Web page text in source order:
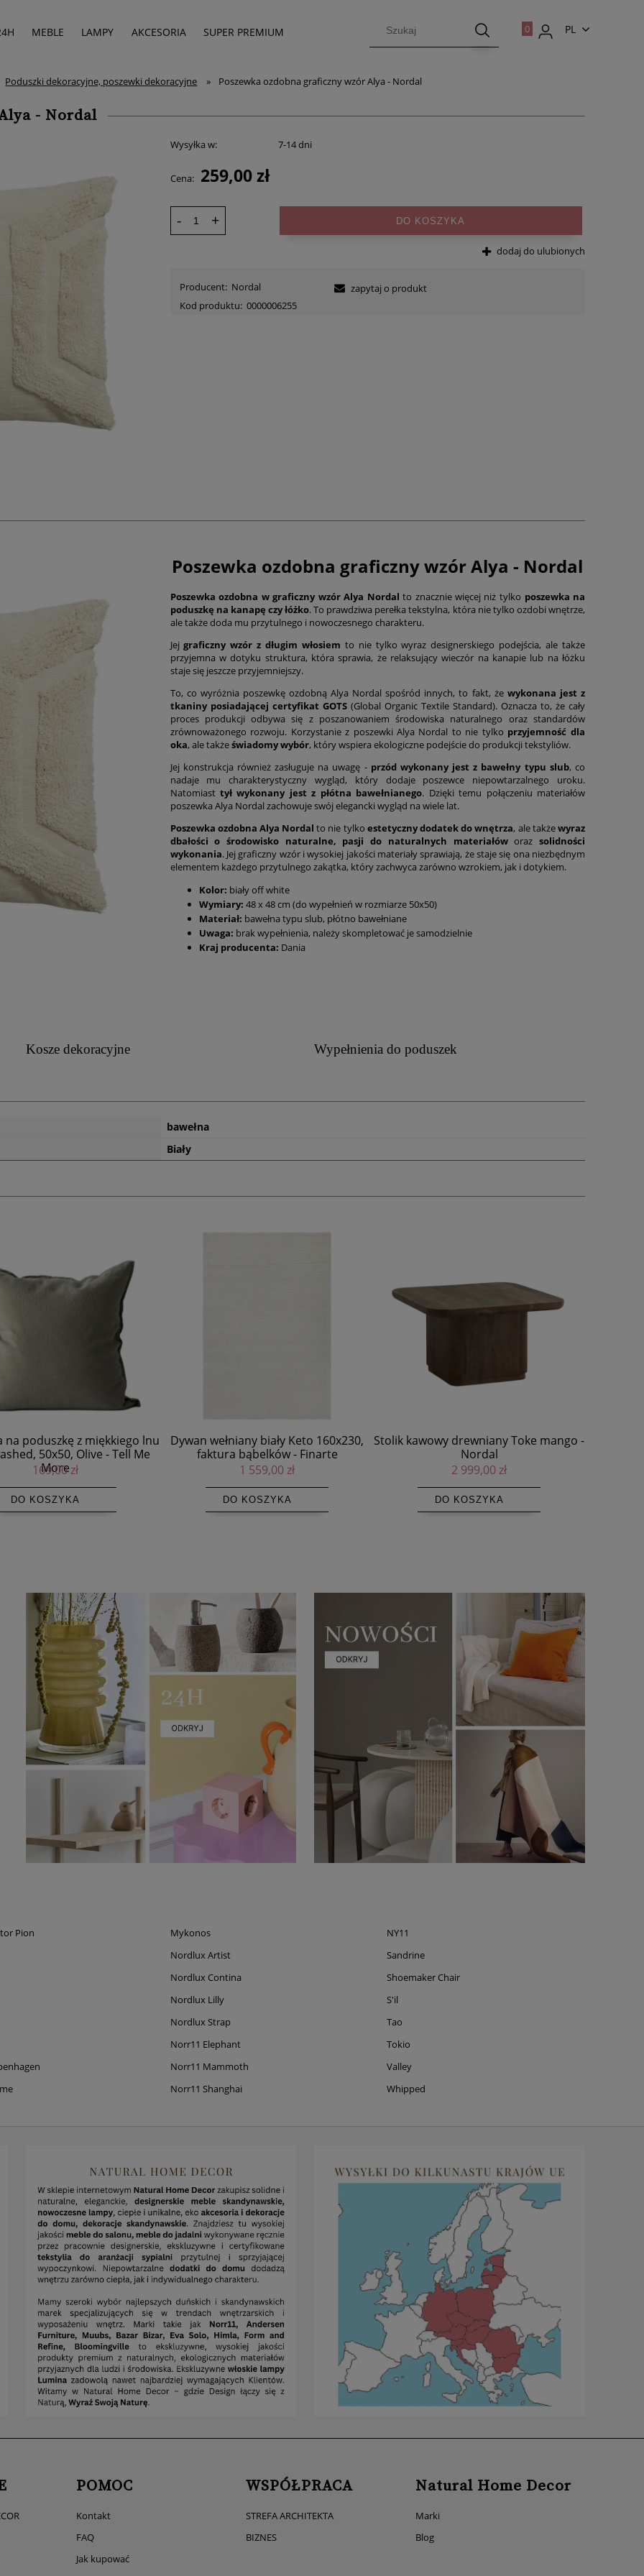
MEBLE LAMPY AKCESORIA SUPER PREMIUM
PL
Poduszki dekoracyjne, poszewki dekoracyjne » Poszewka ozdobna graficzny wzór Alya - Nordal
- Nordal
Wysyłka w: 7-14 dni
Cena: 259,00 zł
- + DO KOSZYKA
dodaj do ulubionych
Producent: Nordal
Kod produktu: 0000006255
zapytaj o produkt
Poszewka ozdobna graficzny wzór Alya - Nordal
Poszewka ozdobna w graficzny wzór Alya Nordal to znacznie więcej niż tylko poszewka na
poduszkę na kanapę czy łóżko. To prawdziwa perełka tekstylna, która nie tylko ozdobi wnętrze,
ale także doda mu przytulnego i nowoczesnego charakteru.
Jejgraficzny wzór z długim włosiem to nie tylko wyraz designerskiego podejścia, ale także
przyjemna w dotyku struktura, która sprawia, że relaksujący wieczór na kanapie lub na łóżku
staje się jeszcze przyjemniejszy.
To, co wyróżnia poszewkę ozdobną Alya Nordal spośród innych, to fakt, że wykonana jest z
tkaniny posiadającej certyfikat GOTS(Global Organic Textile Standard). Oznacza to, że cały
proces produkcji odbywa się z poszanowaniem środowiska naturalnego oraz standardów
zrównoważonego rozwoju. Korzystanie z poszewki Alya Nordal to nie tylko przyjemność dla
oka, ale takżeświadomy wybór, który wspiera ekologiczne podejście do produkcji tekstyliów.
Jej konstrukcja również zasługuje na uwagę - przód wykonany jest z bawełny typu slub, co
nadaje mu charakterystyczny wygląd, który dodaje poszewce niepowtarzalnego uroku.
Natomiast tył wykonany jest z płótna bawełnianego. Dzięki temu połączeniu materiałów
poszewka Alya Nordal zachowuje swój elegancki wygląd na wiele lat.
Poszewka ozdobna Alya Nordal to nie tylko estetyczny dodatek do wnętrza, ale takżewyraz
dbałości o środowisko naturalne, pasji do naturalnych materiałóworaz solidności
wykonania. Jej graficzny wzór i wysokiej jakości materiały sprawiają, że staje się ona niezbędnym
elementem każdego przytulnego zakątka, który zachwyca zarówno wzrokiem, jak i dotykiem.
Kolor: biały off white
Wymiary: 48 x 48 cm (do wypełnień w rozmiarze 50x50)
Materiał: bawełna typu slub, płótno bawełniane
Uwaga: brak wypełnienia, należy skompletować je samodzielnie
Kraj producenta: Dania
Kosze dekoracyjne Wypełnienia do poduszek
bawełna
Biały
biały Keto 160x230,
bąbelków - Finarte
1 559,00 zł
DO KOSZYKA
Stolik kawowy drewniany Toke mango -
Nordal
2 999,00 zł
DO KOSZYKA
Stolik kawowy drewniany Montreal Mid
- Pomax
1 799,00 zł
DO KOSZYKA
Pion
Mykonos
Nordlux Artist
Nordlux Contina
Nordlux Lilly
Nordlux Strap
Norr11 Elephant
Norr11 Mammoth
Norr11 Shanghai
NY11
Sandrine
Shoemaker Chair
S'il
Tao
Tokio
Valley
Whipped
POMOC
Kontakt
FAQ
Jak kupować
WSPÓŁPRACA
STREFA ARCHITEKTA
BIZNES
Natural Home Decor
Marki
Blog